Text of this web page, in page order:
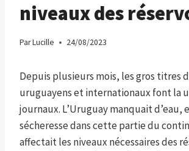
niveaux des
ParLucille 24/08/2023
Depuis plusieurs mois, les gros titres
uruguayens et internationaux font la
journaux. L’Uruguay manquait d’eau,
sécheresse dans cette partie du
affectait les niveaux nécessaires des